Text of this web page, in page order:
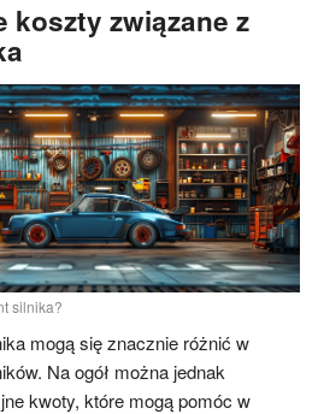
koszty związane z
silnika?
mogą się znacznie różnić w
Na ogół można jednak
kwoty, które mogą pomóc w